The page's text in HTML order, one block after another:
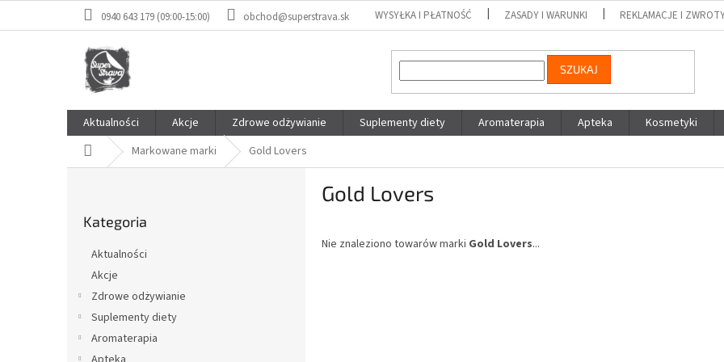
0940 643 179 (09:00-15:00) obchod@superstrava.sk WYSYŁKA I PŁATNOŚĆ ZASADY I WARUNKI REKLAMACJE I
SZUKAJ
Aktualności Akcje Zdrowe odżywianie Suplementy diety Aromaterapia Apteka Kosmetyki
Home Markowane marki Gold Lovers
kategorie
Kategoria
Aktualności
Akcje
Zdrowe odżywianie
Suplementy diety
Aromaterapia
Gold Lovers
Nie znaleziono towarów marki Gold Lovers...